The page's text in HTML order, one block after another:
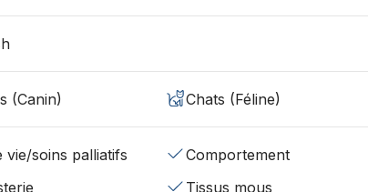
(Canin) Chats (Féline)
vie/soins palliatifs
Comportement
Tissus mous